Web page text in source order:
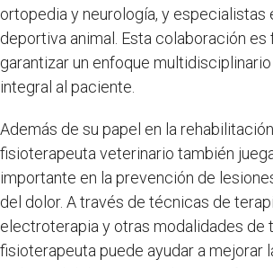
ortopedia y neurología, y especialistas
deportiva animal. Esta colaboración es
garantizar un enfoque
integral al paciente.
Además de su papel en la
fisioterapeuta veterinario también
importante en la prevención de
del dolor. A través de técnicas de
electroterapia y otras modalidades de
fisioterapeuta puede ayudar a mejorar